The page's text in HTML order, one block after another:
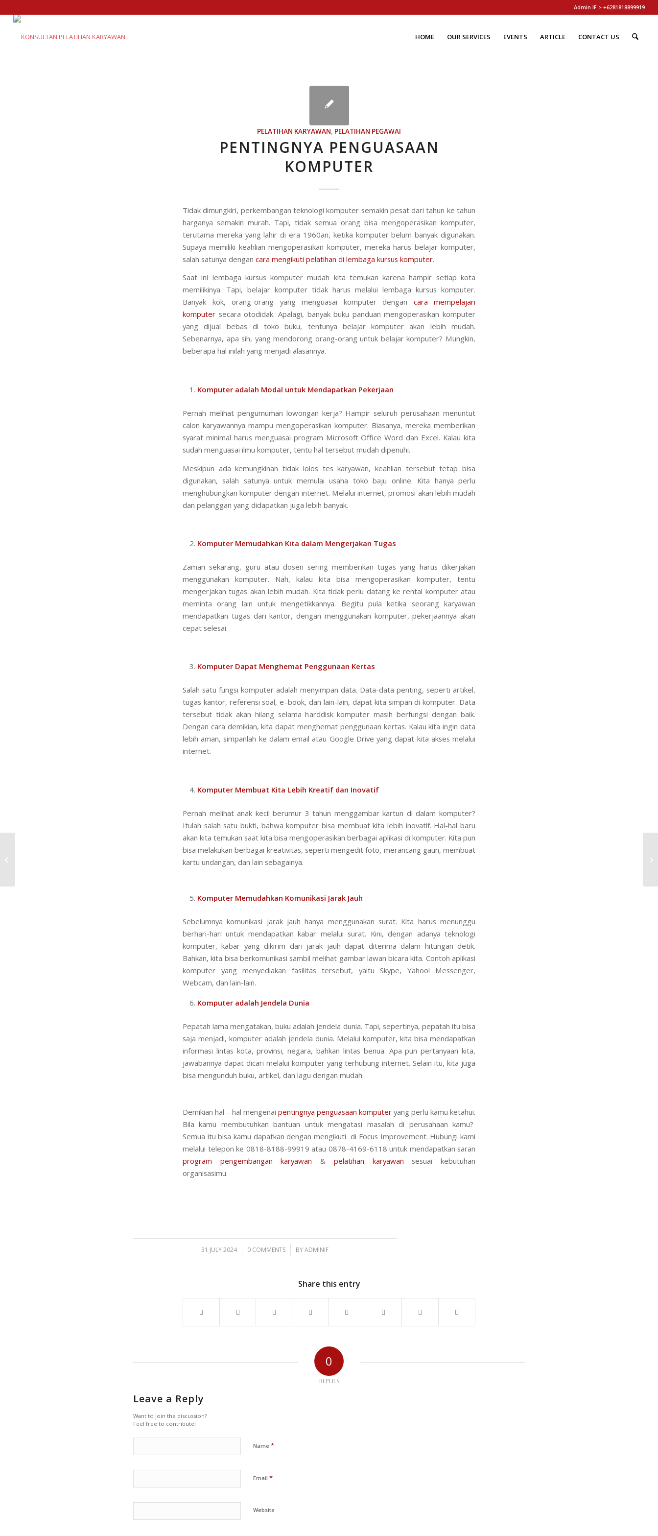
Admin IF > +6281818899919
HOME OUR SERVICES EVENTS ARTICLE CONTACT US
PELATIHAN KARYAWAN, PELATIHAN PEGAWAI
PENTINGNYA PENGUASAAN
KOMPUTER
Tidak dimungkiri, perkembangan teknologi komputer semakin pesat dari tahun ke tahun
harganya semakin murah. Tapi, tidak semua orang bisa mengoperasikan komputer,
terutama mereka yang lahir di era 1960an, ketika komputer belum banyak digunakan.
Supaya memiliki keahlian mengoperasikan komputer, mereka harus belajar komputer,
salah satunya dengan cara mengikuti pelatihan di lembaga kursus komputer.
Saat ini lembaga kursus komputer mudah kita temukan karena hampir setiap kota
memilikinya. Tapi, belajar komputer tidak harus melalui lembaga kursus komputer.
Banyak kok, orang-orang yang menguasai komputer dengan cara mempelajari
komputer secara otodidak. Apalagi, banyak buku panduan mengoperasikan komputer
yang dijual bebas di toko buku, tentunya belajar komputer akan lebih mudah.
Sebenarnya, apa sih, yang mendorong orang-orang untuk belajar komputer? Mungkin,
beberapa hal inilah yang menjadi alasannya.
Komputer adalah Modal untuk Mendapatkan Pekerjaan
Pernah melihat pengumuman lowongan kerja? Hampir seluruh perusahaan menuntut
calon karyawannya mampu mengoperasikan komputer. Biasanya, mereka memberikan
syarat minimal harus menguasai program Microsoft Office Word dan Excel. Kalau kita
sudah menguasai ilmu komputer, tentu hal tersebut mudah dipenuhi.
Meskipun ada kemungkinan tidak lolos tes karyawan, keahlian tersebut tetap bisa
digunakan, salah satunya untuk memulai usaha toko baju online. Kita hanya perlu
menghubungkan komputer dengan internet. Melalui internet, promosi akan lebih mudah
dan pelanggan yang didapatkan juga lebih banyak.
Komputer Memudahkan Kita dalam Mengerjakan Tugas
Zaman sekarang, guru atau dosen sering memberikan tugas yang harus dikerjakan
menggunakan komputer. Nah, kalau kita bisa mengoperasikan komputer, tentu
mengerjakan tugas akan lebih mudah. Kita tidak perlu datang ke rental komputer atau
meminta orang lain untuk mengetikkannya. Begitu pula ketika seorang karyawan
mendapatkan tugas dari kantor, dengan menggunakan komputer, pekerjaannya akan
cepat selesai.
Komputer Dapat Menghemat Penggunaan Kertas
Salah satu fungsi komputer adalah menyimpan data. Data-data penting, seperti artikel,
tugas kantor, referensi soal, e–book, dan lain-lain, dapat kita simpan di komputer. Data
tersebut tidak akan hilang selama harddisk komputer masih berfungsi dengan baik.
Dengan cara demikian, kita dapat menghemat penggunaan kertas. Kalau kita ingin data
lebih aman, simpanlah ke dalam email atau Google Drive yang dapat kita akses melalui
internet.
Komputer Membuat Kita Lebih Kreatif dan Inovatif
Pernah melihat anak kecil berumur 3 tahun menggambar kartun di dalam komputer?
Itulah salah satu bukti, bahwa komputer bisa membuat kita lebih inovatif. Hal-hal baru
akan kita temukan saat kita bisa mengoperasikan berbagai aplikasi di komputer. Kita pun
bisa melakukan berbagai kreativitas, seperti mengedit foto, merancang gaun, membuat
kartu undangan, dan lain sebagainya.
Komputer Memudahkan Komunikasi Jarak Jauh
Sebelumnya komunikasi jarak jauh hanya menggunakan surat. Kita harus menunggu
berhari-hari untuk mendapatkan kabar melalui surat. Kini, dengan adanya teknologi
komputer, kabar yang dikirim dari jarak jauh dapat diterima dalam hitungan detik.
Bahkan, kita bisa berkomunikasi sambil melihat gambar lawan bicara kita. Contoh aplikasi
komputer yang menyediakan fasilitas tersebut, yaitu Skype, Yahoo! Messenger,
Webcam, dan lain-lain.
Komputer adalah Jendela Dunia
Pepatah lama mengatakan, buku adalah jendela dunia. Tapi, sepertinya, pepatah itu bisa
saja menjadi, komputer adalah jendela dunia. Melalui komputer, kita bisa mendapatkan
informasi lintas kota, provinsi, negara, bahkan lintas benua. Apa pun pertanyaan kita,
jawabannya dapat dicari melalui komputer yang terhubung internet. Selain itu, kita juga
bisa mengunduh buku, artikel, dan lagu dengan mudah.
Demikian hal – hal mengenai pentingnya penguasaan komputer yang perlu kamu ketahui.
Bila kamu membutuhkan bantuan untuk mengatasi masalah di perusahaan kamu?
Semua itu bisa kamu dapatkan dengan mengikuti di Focus Improvement. Hubungi kami
melalui telepon ke 0818-8188-99919 atau 0878-4169-6118 untuk mendapatkan saran
program pengembangan karyawan & pelatihan karyawan sesuai kebutuhan
organisasimu.
31 JULY 2024
/ 0 COMMENTS
/ BYADMINIF
Share this entry
0
REPLIES
Leave a Reply
Want to join the discussion?
Feel free to contribute!
Name *
Email *
Website